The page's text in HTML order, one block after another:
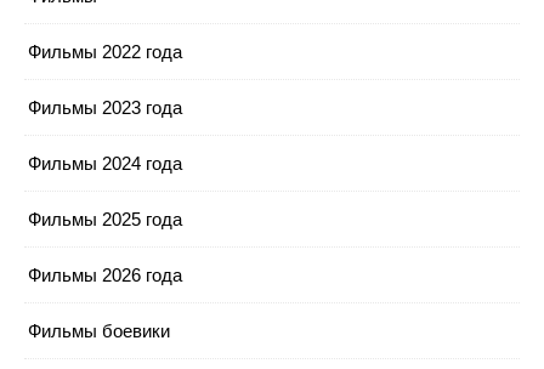
Фильмы 2022 года
Фильмы 2023 года
Фильмы 2024 года
Фильмы 2025 года
Фильмы 2026 года
Фильмы боевики